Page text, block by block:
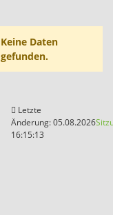
Keine Daten
gefunden.
Letzte
Änderung: 05.08.2026
16:15:13